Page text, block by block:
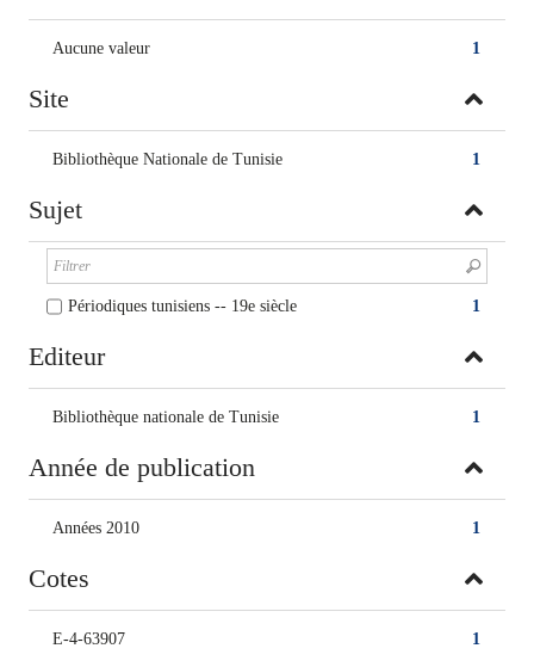
1
Aucune valeur
Site
1
Bibliothèque Nationale de Tunisie
Sujet
1
Périodiques tunisiens -- 19e siècle
Editeur
1
Bibliothèque nationale de Tunisie
Année de publication
1
Années 2010
Cotes
1
E-4-63907